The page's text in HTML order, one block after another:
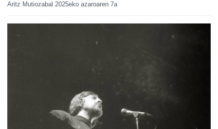
Aritz Mutiozabal 2025eko azaroaren 7a